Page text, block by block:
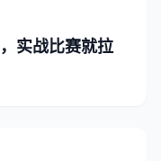
实战比赛就拉